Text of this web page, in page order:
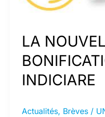
LA
INDICIARE
Actualités, Brèves/